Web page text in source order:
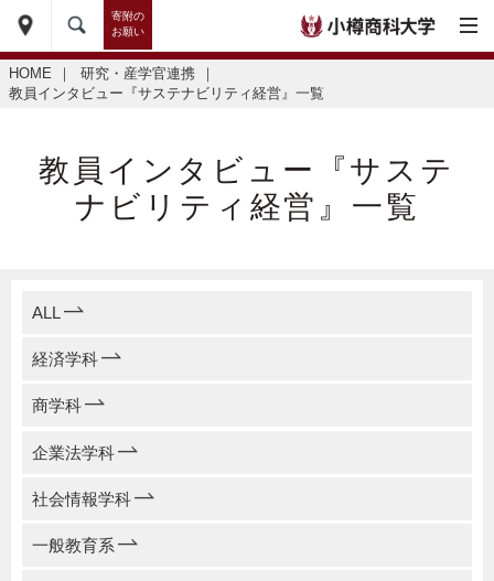
寄附の
お願い
HOME ｜ 研究・産学官連携
｜
教員インタビュー『サステナビリティ経営』一覧
教員インタビュー『サステ
ナビリティ経営』一覧
ALL
経済学科
商学科
企業法学科
社会情報学科
一般教育系